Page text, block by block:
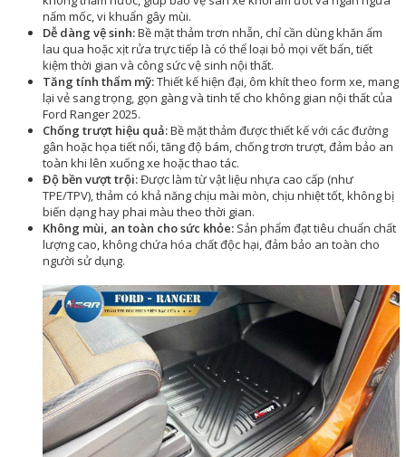
nấm mốc, vi khuẩn gây mùi.
Dễ dàng vệ sinh:Bề mặt thảm trơn nhẵn, chỉ cần dùng khăn ẩm
lau qua hoặc xịt rửa trực tiếp là có thể loại bỏ mọi vết bẩn, tiết
kiệm thời gian và công sức vệ sinh nội thất.
Tăng tính thẩm mỹ:Thiết kế hiện đại, ôm khít theo form xe, mang
lại vẻ sang trọng, gọn gàng và tinh tế cho không gian nội thất của
Ford Ranger 2025.
Chống trượt hiệu quả:Bề mặt thảm được thiết kế với các đường
gân hoặc họa tiết nổi, tăng độ bám, chống trơn trượt, đảm bảo an
toàn khi lên xuống xe hoặc thao tác.
Độ bền vượt trội:Được làm từ vật liệu nhựa cao cấp (như
TPE/TPV), thảm có khả năng chịu mài mòn, chịu nhiệt tốt, không bị
biến dạng hay phai màu theo thời gian.
Không mùi, an toàn cho sức khỏe: Sản phẩm đạt tiêu chuẩn chất
lượng cao, không chứa hóa chất độc hại, đảm bảo an toàn cho
người sử dụng.